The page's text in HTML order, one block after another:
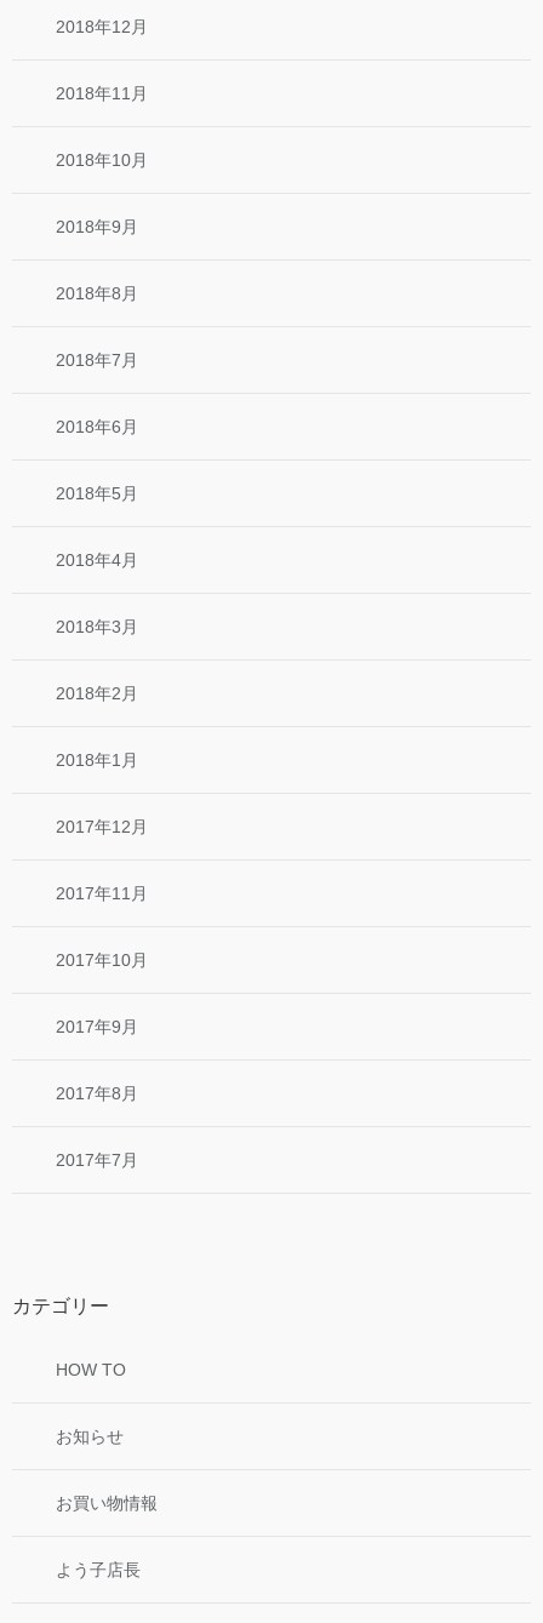
2018年12月
2018年11月
2018年10月
2018年9月
2018年8月
2018年7月
2018年6月
2018年5月
2018年4月
2018年3月
2018年2月
2018年1月
2017年12月
2017年11月
2017年10月
2017年9月
2017年8月
2017年7月
カテゴリー
HOW TO
お知らせ
お買い物情報
よう子店長